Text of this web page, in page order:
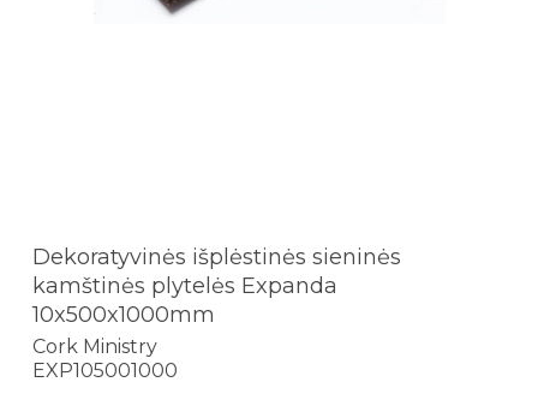
Dekoratyvinės išplėstinės sieninės
kamštinės plytelės Expanda
10x500x1000mm
Cork Ministry
EXP105001000